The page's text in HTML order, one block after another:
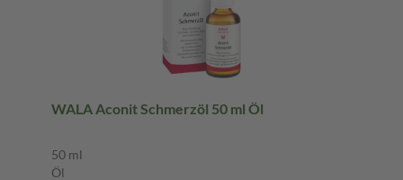
WALA Aconit Schmerzöl 50 ml Öl
50 ml
Öl